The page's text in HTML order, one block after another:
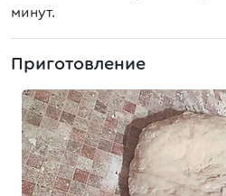
минут.
Приготовление